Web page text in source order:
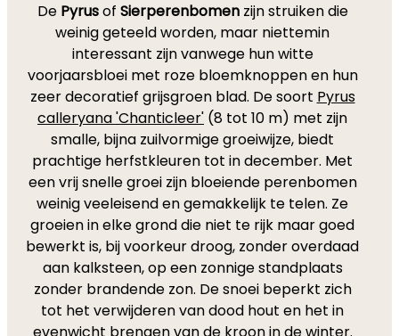
De Pyrusof Sierperenbomenzijn struiken die
weinig geteeld worden, maar niettemin
interessant zijn vanwege hun witte
voorjaarsbloei met roze bloemknoppen en hun
zeer decoratief grijsgroen blad. De soort Pyrus
calleryana 'Chanticleer' (8 tot 10 m) met zijn
smalle, bijna zuilvormige groeiwijze, biedt
prachtige herfstkleuren tot in december. Met
een vrij snelle groei zijn bloeiende perenbomen
weinig veeleisend en gemakkelijk te telen. Ze
groeien in elke grond die niet te rijk maar goed
bewerkt is, bij voorkeur droog, zonder overdaad
aan kalksteen, op een zonnige standplaats
zonder brandende zon. De snoei beperkt zich
tot het verwijderen van dood hout en het in